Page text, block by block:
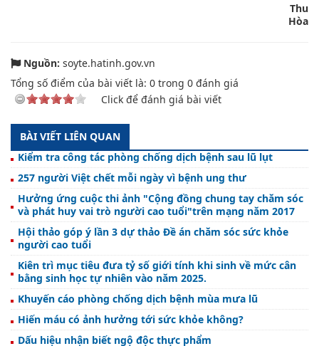
Thu
Hòa
Nguồn: soyte.hatinh.gov.vn
Tổng số điểm của bài viết là: 0 trong 0 đánh giá
Click để đánh giá bài viết
BÀI VIẾT LIÊN QUAN
Kiểm tra công tác phòng chống dịch bệnh sau lũ lụt
257 người Việt chết mỗi ngày vì bệnh ung thư
Hưởng ứng cuộc thi ảnh "Cộng đồng chung tay chăm sóc
và phát huy vai trò người cao tuổi"trên mạng năm 2017
Hội thảo góp ý lần 3 dự thảo Đề án chăm sóc sức khỏe
người cao tuổi
Kiên trì mục tiêu đưa tỷ số giới tính khi sinh về mức cân
bằng sinh học tự nhiên vào năm 2025.
Khuyến cáo phòng chống dịch bệnh mùa mưa lũ
Hiến máu có ảnh hưởng tới sức khỏe không?
Dấu hiệu nhận biết ngộ độc thực phẩm